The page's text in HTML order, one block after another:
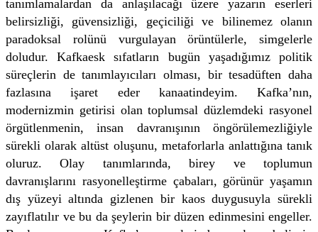
tanımlamalardan da anlaşılacağı üzere yazarın eserleri
belirsizliği, güvensizliği, geçiciliği ve bilinemez olanın
paradoksal rolünü vurgulayan örüntülerle, simgelerle
doludur. Kafkaesk sıfatların bugün yaşadığımız politik
süreçlerin de tanımlayıcıları olması, bir tesadüften daha
fazlasına işaret eder kanaatindeyim. Kafka’nın,
modernizmin getirisi olan toplumsal düzlemdeki rasyonel
örgütlenmenin, insan davranışının öngörülemezliğiyle
sürekli olarak altüst oluşunu, metaforlarla anlattığına tanık
oluruz. Olay tanımlarında, birey ve toplumun
davranışlarını rasyonelleştirme çabaları, görünür yaşamın
dış yüzeyi altında gizlenen bir kaos duygusuyla sürekli
zayıflatılır ve bu da şeylerin bir düzen edinmesini engeller.